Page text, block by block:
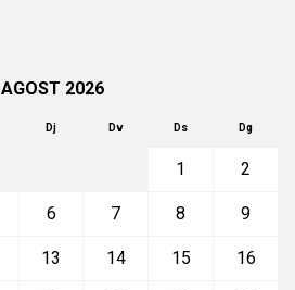
AGOST 2026
Dj Dv Ds Dg
1 2
6 7 8 9
13 14 15 16